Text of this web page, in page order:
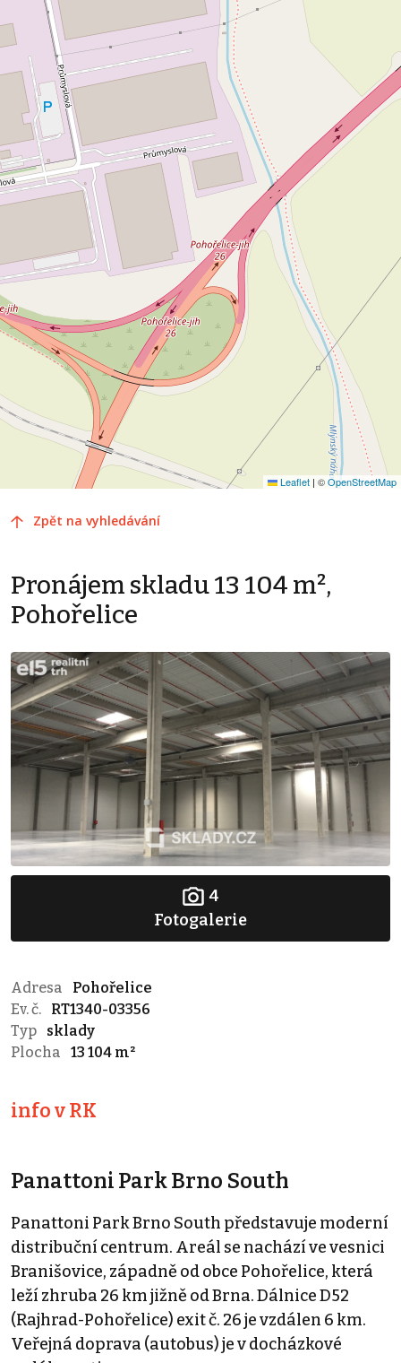
Leaflet | ©OpenStreetMap
Zpět na vyhledávání
Pronájem skladu 13 104 m²,
Pohořelice
4
Fotogalerie
Adresa
Pohořelice
Ev. č.
RT1340-03356
Typ
sklady
Plocha
13 104 m²
info v RK
Panattoni Park Brno South
Panattoni Park Brno South představuje moderní
distribuční centrum. Areál se nachází ve vesnici
Branišovice, západně od obce Pohořelice, která
leží zhruba 26 km jižně od Brna. Dálnice D52
(Rajhrad-Pohořelice) exit č. 26 je vzdálen 6 km.
Veřejná doprava (autobus) je v docházkové